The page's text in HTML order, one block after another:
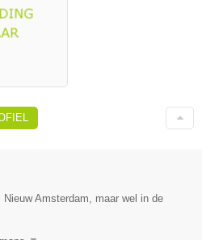
Amsterdam, maar wel in de